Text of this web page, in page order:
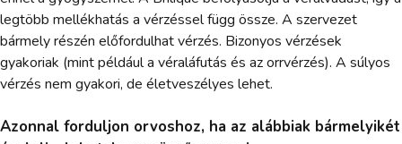
legtöbb mellékhatás a vérzéssel függ össze. A szervezet
bármely részén előfordulhat vérzés. Bizonyos vérzések
gyakoriak (mint például a véraláfutás és az orrvérzés). A súlyos
vérzés nem gyakori, de életveszélyes lehet.
Azonnal forduljon orvoshoz, ha az alábbiak bármelyikét